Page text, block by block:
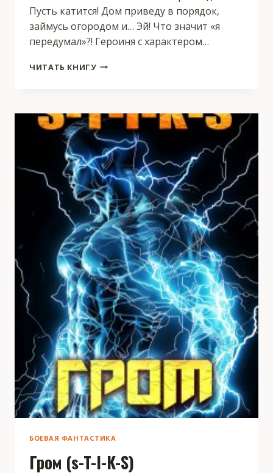
Пусть катится! Дом приведу в порядок,
займусь огородом и… Эй! Что значит «я
передумал»?! Героиня с характером…
ЧИТАТЬ КНИГУХОЗЯЙКА
БОЕВАЯ ФАНТАСТИКА
Гром (s-T-I-K-S)